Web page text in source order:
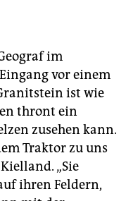
im
vor einem
ist wie
thront ein
zusehen kann.
Traktor zu uns
„Sie
ihren Feldern,